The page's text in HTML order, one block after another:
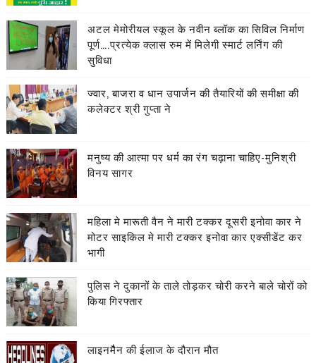
अटल मेमोरीयल स्कूल के नवीन ब्लॉक का सिविल निर्माण
पूर्ण….प्रत्येक क्लास रुम में मिलेगी स्मार्ट लर्निंग की
सुविधा
ज्वार, बाजरा व धान उपार्जन की तैयारियों की समीक्षा की
कलेक्टर श्री गुप्ता ने
मनुष्य की आत्मा पर धर्म का रंग चढ़ाना चाहिए-मुनिश्री
विनय सागर
महिला मे मारूती वैन ने मारी टक्कर दूसरी इनोवा कार ने
मोटर साइकिल मे मारी टक्कर इनोवा कार एक्सीडेंट कर
भागी
पुलिस ने दुकानों के ताले तोड़कर चोरी करने बाले चोरों को
किया गिरफ्तार
लाइनमैैन की ईलाज के दौरान मौत